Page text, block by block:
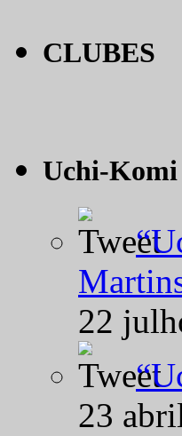
CLUBES
Uchi-Komi
22
23